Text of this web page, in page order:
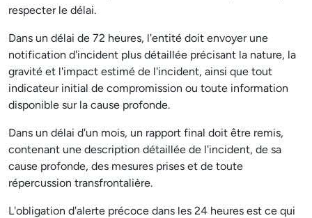
respecter le délai.
Dans un délai de 72 heures, l'entité doit envoyer une
notification d'incident plus détaillée précisant la nature, la
gravité et l'impact estimé de l'incident, ainsi que tout
indicateur initial de compromission ou toute information
disponible sur la cause profonde.
Dans un délai d'un mois, un rapport final doit être remis,
contenant une description détaillée de l'incident, de sa
cause profonde, des mesures prises et de toute
répercussion transfrontalière.
L'obligation d'alerte précoce dans les 24 heures est ce qui